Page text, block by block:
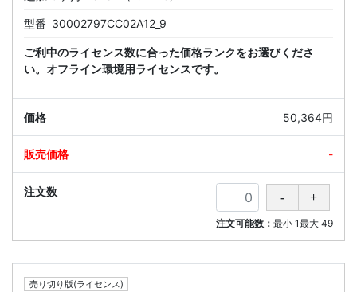
型番 30002797CC02A12_9
ご利中のライセンス数に合った価格ランクをお選びくださ
い。オフライン環境用ライセンスです。
50,364円
-
注文可能数： 最小 1最大 49
売り切り版(ライセンス)